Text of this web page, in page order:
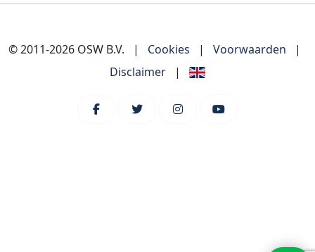
© 2011-2026 OSW B.V. | Cookies | Voorwaarden
|
Disclaimer
|